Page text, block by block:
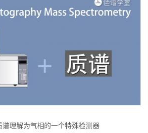
谱理解为气相的一个特殊检测器